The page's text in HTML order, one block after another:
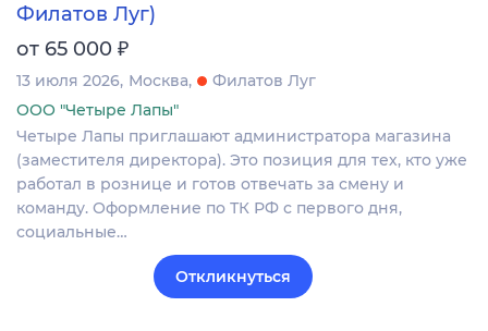
Филатов Луг)
от 65 000 ₽
13 июля 2026 Москва
Филатов Луг
ООО "Четыре Лапы"
Четыре Лапы приглашают администратора магазина
(заместителя директора). Это позиция для тех, кто уже
работал в рознице и готов отвечать за смену и
команду. Оформление по ТК РФ с первого дня,
социальные…
Откликнуться